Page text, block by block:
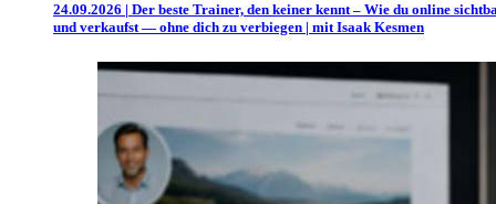
24.09.2026 | Der beste Trainer, den keiner kennt – Wie du online
und verkaufst — ohne dich zu verbiegen | mit Isaak Kesmen